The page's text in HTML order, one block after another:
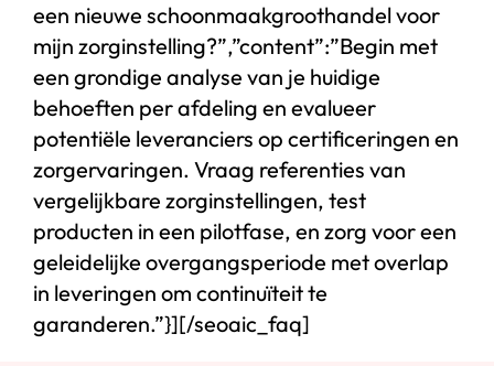
een nieuwe schoonmaakgroothandel voor
mijn zorginstelling?”,”content”:”Begin met
een grondige analyse van je huidige
behoeften per afdeling en evalueer
potentiële leveranciers op certificeringen en
zorgervaringen. Vraag referenties van
vergelijkbare zorginstellingen, test
producten in een pilotfase, en zorg voor een
geleidelijke overgangsperiode met overlap
in leveringen om continuïteit te
garanderen.”}][/seoaic_faq]